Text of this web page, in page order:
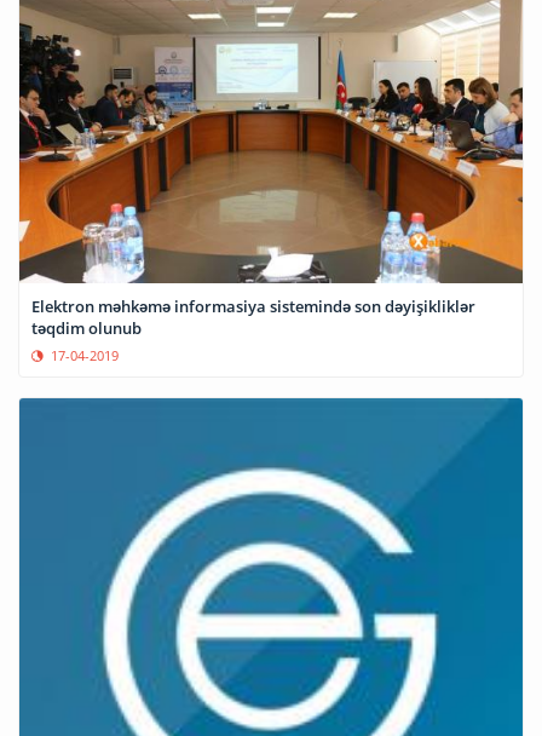
Elektron məhkəmə informasiya sistemində son dəyişikliklər
təqdim olunub
17-04-2019